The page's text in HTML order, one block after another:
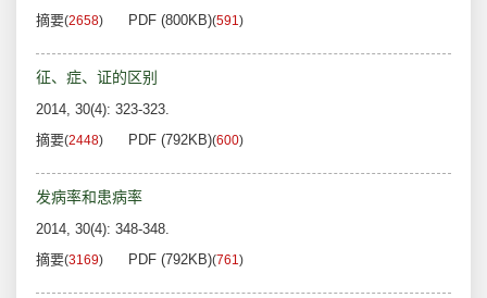
摘要(2658) PDF (800KB)(591)
征、症、证的区别
2014, 30(4): 323-323.
摘要(2448) PDF (792KB)(600)
发病率和患病率
2014, 30(4): 348-348.
摘要(3169) PDF (792KB)(761)